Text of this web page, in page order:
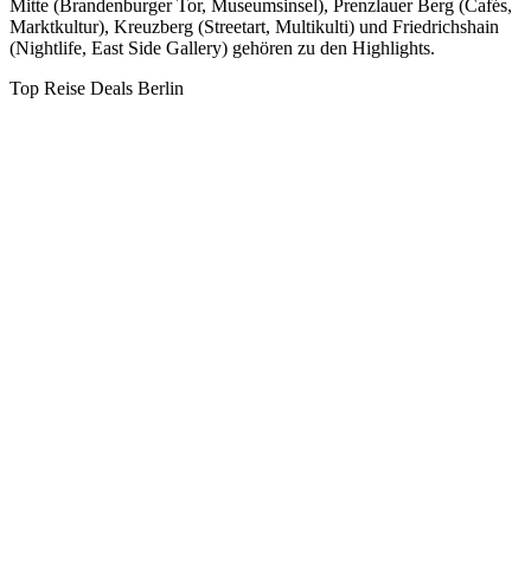
Mitte (Brandenburger Tor, Museumsinsel), Prenzlauer Berg (Cafés,
Marktkultur), Kreuzberg (Streetart, Multikulti) und Friedrichshain
(Nightlife, East Side Gallery) gehören zu den Highlights.
Top Reise Deals Berlin